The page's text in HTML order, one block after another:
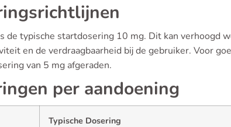
de typische startdosering 10 mg. Dit kan verhoogd
en de verdraagbaarheid bij de gebruiker. Voor
van 5 mg afgeraden.
per aandoening
Typische Dosering